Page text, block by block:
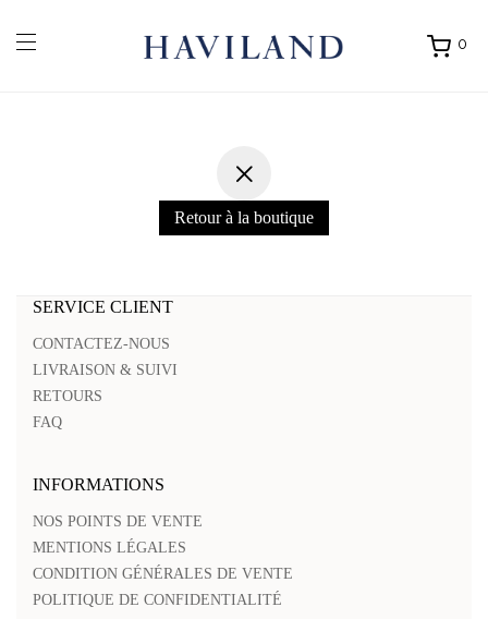
0
Ouvrir
Retour à la boutique
SERVICE CLIENT
CONTACTEZ-NOUS
LIVRAISON & SUIVI
RETOURS
FAQ
INFORMATIONS
NOS POINTS DE VENTE
MENTIONS LÉGALES
CONDITION GÉNÉRALES DE VENTE
POLITIQUE DE CONFIDENTIALITÉ